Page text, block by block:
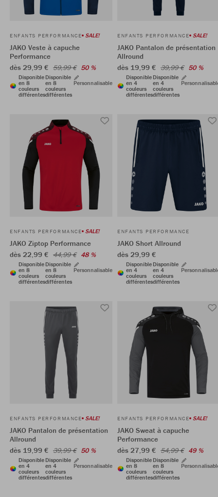
ENFANTS PERFORMANCE SALE!
JAKO Veste à capuche
Performance
dès 29,99 € 59,99 € 50 %
Disponible
en 8
couleurs
différentes
Disponible
en 8
couleurs
différentes
Personnalisable
ENFANTS PERFORMANCE SALE!
JAKO Pantalon de présentation
Allround
dès 19,99 € 39,99 € 50 %
Disponible
en 4
couleurs
différentes
Disponible
en 4
couleurs
différentes
ENFANTS PERFORMANCE SALE!
JAKO Ziptop Performance
dès 22,99 € 44,99 € 48 %
Disponible
en 8
couleurs
différentes
Disponible
en 8
couleurs
différentes
Personnalisable
ENFANTS PERFORMANCE
JAKO Short Allround
dès 29,99 €
Disponible
en 4
couleurs
différentes
Disponible
en 4
couleurs
différentes
ENFANTS PERFORMANCE SALE!
JAKO Pantalon de présentation
Allround
dès 19,99 € 39,99 € 50 %
Disponible
en 4
couleurs
différentes
Disponible
en 4
couleurs
différentes
Personnalisable
ENFANTS PERFORMANCE SALE!
JAKO Sweat à capuche
Performance
dès 27,99 € 54,99 € 49 %
Disponible
en 8
couleurs
différentes
Disponible
en 8
couleurs
différentes